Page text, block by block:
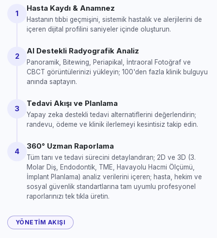
1
Hasta Kaydı & Anamnez
Hastanın tıbbi geçmişini, sistemik hastalık ve alerjilerini de
içeren dijital profilini saniyeler içinde oluşturun.
2
AI Destekli Radyografik Analiz
Panoramik, Bitewing, Periapikal, İntraoral Fotoğraf ve
CBCT görüntülerinizi yükleyin; 100'den fazla klinik bulguyu
anında saptayın.
3
Tedavi Akışı ve Planlama
Yapay zeka destekli tedavi alternatiflerini değerlendirin;
randevu, ödeme ve klinik ilerlemeyi kesintisiz takip edin.
4
360° Uzman Raporlama
Tüm tanı ve tedavi sürecini detaylandıran; 2D ve 3D (3.
Molar Diş, Endodontik, TME, Havayolu Hacmi Ölçümü,
İmplant Planlama) analiz verilerini içeren; hasta, hekim ve
sosyal güvenlik standartlarına tam uyumlu profesyonel
raporlarınızı tek tıkla üretin.
YÖNETIM AKIŞI